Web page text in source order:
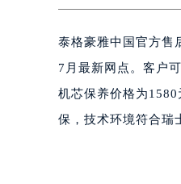
绍兴
嘉兴
南昌
济
广
泰格豪雅中国官方售
7月最新网点。客户
机芯保养价格为
保，技术环境符合瑞